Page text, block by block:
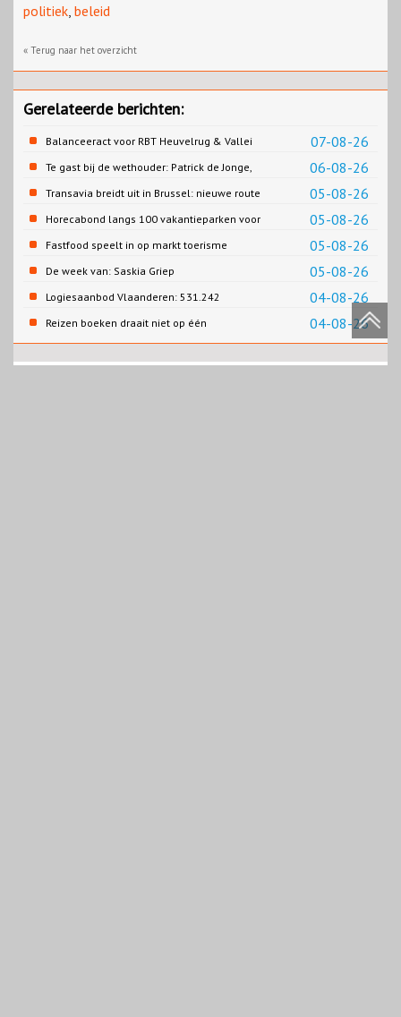
politiek, beleid
« Terug naar het overzicht
Gerelateerde berichten:
07-08-26
Balanceeract voor RBT Heuvelrug & Vallei
06-08-26
Te gast bij de wethouder: Patrick de Jonge,
Gemeente Emmen
05-08-26
Transavia breidt uit in Brussel: nieuwe route
naar Porto
05-08-26
Horecabond langs 100 vakantieparken voor
Cao-recreatie
05-08-26
Fastfood speelt in op markt toerisme
05-08-26
De week van: Saskia Griep
04-08-26
Logiesaanbod Vlaanderen: 531.242
slaapplaatsen
04-08-26
Reizen boeken draait niet op één
contentbron